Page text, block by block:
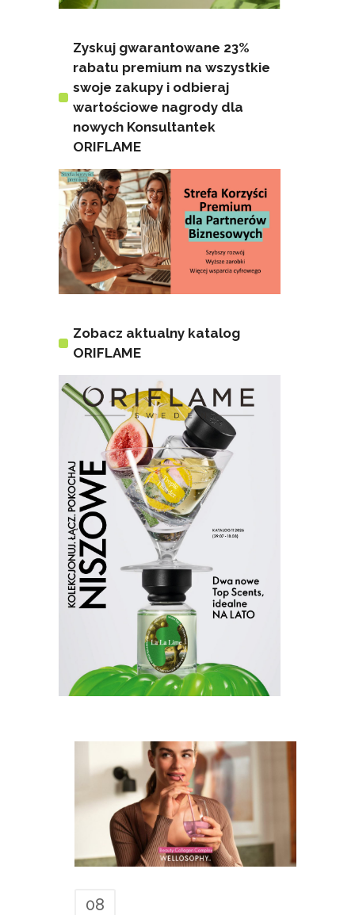
Zyskuj gwarantowane 23%
rabatu premium na wszystkie
swoje zakupy i odbieraj
wartościowe nagrody dla
nowych Konsultantek
ORIFLAME
Zobacz aktualny katalog
ORIFLAME
08